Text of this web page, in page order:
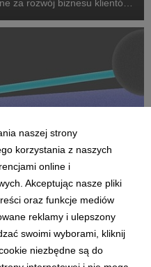
za rozwój biznesu klientów
Marta Bińczyk jako H...
Business
naszej strony
korzystania z naszych
online i
Akceptując nasze pliki
oraz funkcje mediów
reklamy i ulepszony
swoimi wyborami, kliknij
niezbędne są do